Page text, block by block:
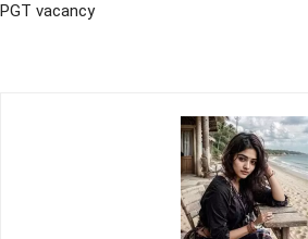
PGT vacancy